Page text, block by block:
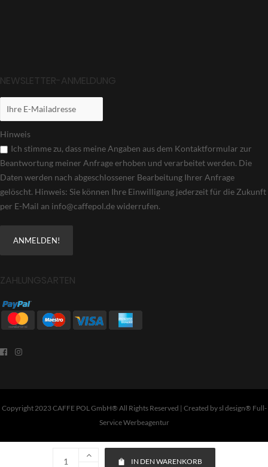
IN DEN WARENKORB
NEWSLETTER-ANMELDUNG
Hinweis
Ich stimme zu, dass meine Angaben aus dem Kontaktformular zur
Beantwortung meiner Anfrage erhoben und verarbeitet werden. Die
Daten werden nach abgeschlossener Bearbeitung Ihrer Anfrage
gelöscht. Hinweis: Sie können Ihre Einwilligung jederzeit für die Zukunft
per E-Mail an info@caffepol.de widerrufen.
ZAHLUNGSARTEN
Copyright 2023 CAFFE POL GmbH® All Rights Reserved | Created bysl design® Full-
Service Werbeagentur